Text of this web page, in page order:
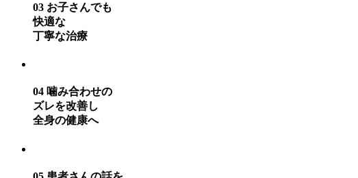
03 お子さんでも
快適な
丁寧な治療
04 噛み合わせの
ズレを改善し
全身の健康へ